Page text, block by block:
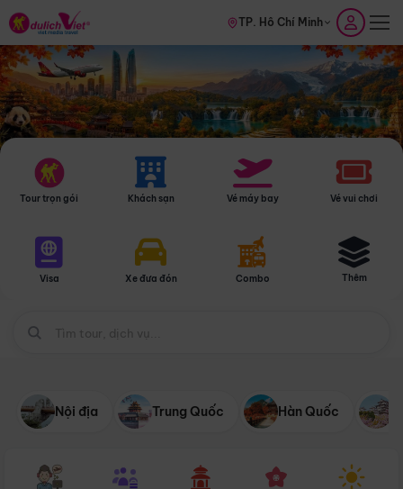
TP. Hồ Chí Minh
Tour trọn gói Khách sạn Vé máy bay Vé vui chơi
Visa Xe đưa đón Combo Thêm
Nội địa Trung Quốc Hàn Quốc